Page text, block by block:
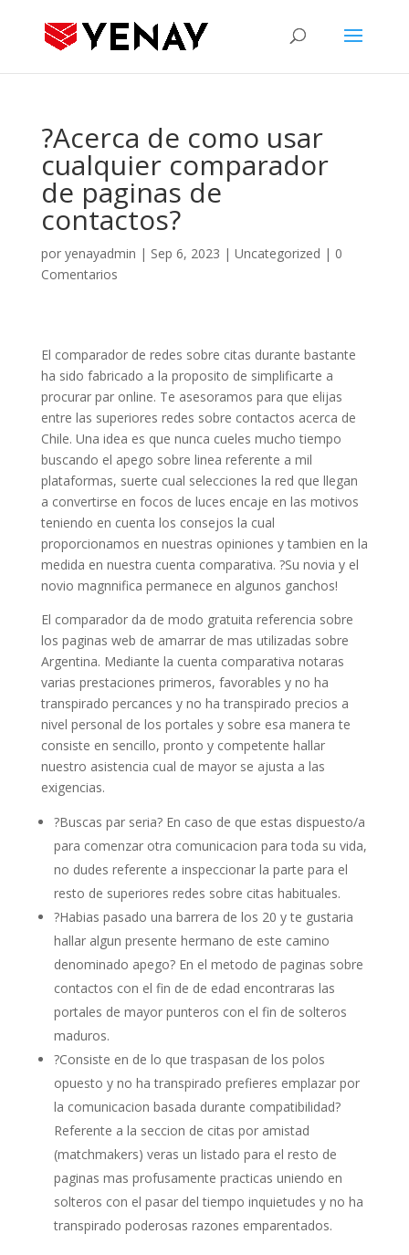
?Acerca de como usar
cualquier comparador
de paginas de
contactos?
por yenayadmin | Sep 6, 2023 | Uncategorized | 0
Comentarios
El comparador de redes sobre citas durante bastante
ha sido fabricado a la proposito de simplificarte a
procurar par online. Te asesoramos para que elijas
entre las superiores redes sobre contactos acerca de
Chile. Una idea es que nunca cueles mucho tiempo
buscando el apego sobre linea referente a mil
plataformas, suerte cual selecciones la red que llegan
a convertirse en focos de luces encaje en las motivos
teniendo en cuenta los consejos la cual
proporcionamos en nuestras opiniones y tambien en la
medida en nuestra cuenta comparativa. ?Su novia y el
novio magnnifica permanece en algunos ganchos!
El comparador da de modo gratuita referencia sobre
los paginas web de amarrar de mas utilizadas sobre
Argentina. Mediante la cuenta comparativa notaras
varias prestaciones primeros, favorables y no ha
transpirado percances y no ha transpirado precios a
nivel personal de los portales y sobre esa manera te
consiste en sencillo, pronto y competente hallar
nuestro asistencia cual de mayor se ajusta a las
exigencias.
?Buscas par seria? En caso de que estas dispuesto/a
para comenzar otra comunicacion para toda su vida,
no dudes referente a inspeccionar la parte para el
resto de superiores redes sobre citas habituales.
?Habias pasado una barrera de los 20 y te gustaria
hallar algun presente hermano de este camino
denominado apego? En el metodo de paginas sobre
contactos con el fin de de edad encontraras las
portales de mayor punteros con el fin de solteros
maduros.
?Consiste en de lo que traspasan de los polos
opuesto y no ha transpirado prefieres emplazar por
la comunicacion basada durante compatibilidad?
Referente a la seccion de citas por amistad
(matchmakers) veras un listado para el resto de
paginas mas profusamente practicas uniendo en
solteros con el pasar del tiempo inquietudes y no ha
transpirado poderosas razones emparentados.